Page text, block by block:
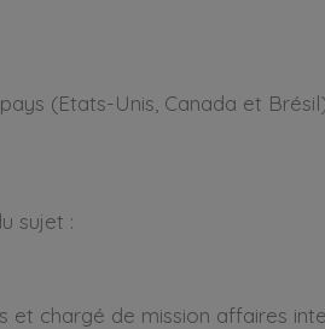
(Etats-Unis, Canada et
sujet :
chargé de mission affaires